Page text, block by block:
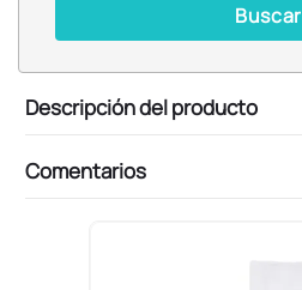
Buscar
Descripción del producto
Comentarios